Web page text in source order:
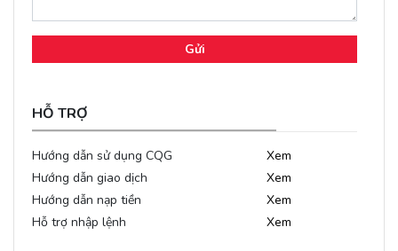
Gửi
HỖ TRỢ
Hướng dẫn sử dụng CQG
Xem
Hướng dẫn giao dịch
Xem
Hướng dẫn nạp tiền
Xem
Hỗ trợ nhập lệnh
Xem